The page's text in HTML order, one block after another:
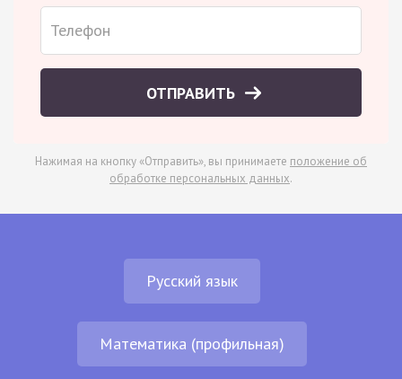
ОТПРАВИТЬ
Нажимая на кнопку «Отправить», вы принимаете положение об
обработке персональных данных.
Русский язык
Математика (профильная)